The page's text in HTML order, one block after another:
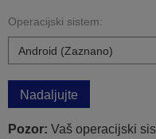
Operacijski sistem:
Nadaljujte
Pozor: Vaš operacijski